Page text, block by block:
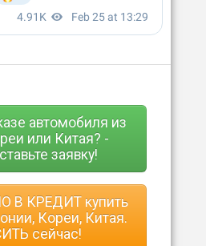
автомобиля из
или Китая? -
заявку!
В КРЕДИТ купить
Кореи, Китая.
сейчас!